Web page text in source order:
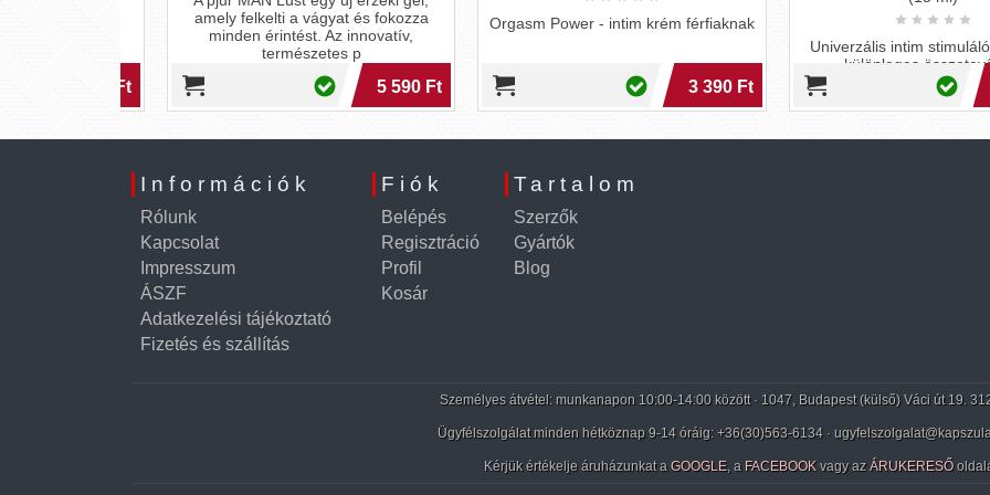
amely felkelti a vágyat és fokozza
minden érintést. Az innovatív,
természetes p
5 590 Ft
Orgasm Power - intim krém férfiaknak
3 390 Ft
Univerzális intim stimuláló gél,
különleges összetevőinek
köszönhetően bizsergető
Alkalmazás: El
8
Információk
Rólunk
Kapcsolat
Impresszum
ÁSZF
Adatkezelési tájékoztató
Fizetés és szállítás
Fiók
Belépés
Regisztráció
Profil
Kosár
Tartalom
Szerzők
Gyártók
Blog
Személyes átvétel: munkanapon 10:00-14:00 között · 1047, Budapest (külső) Váci út 19.
Ügyfélszolgálat minden hétköznap 9-14 óráig: +36(30)563-6134 ·
Kérjük értékelje áruházunkat a GOOGLE, a FACEBOOK vagy az ÁRUKERESŐ